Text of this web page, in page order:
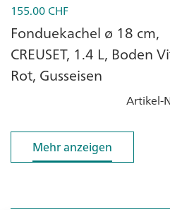
155.00CHF
Fonduekachel ø 18 cm,
CREUSET, 1.4 L, Boden
Rot, Gusseisen
Artikel-
Mehr anzeigen
Mehr anzeigen